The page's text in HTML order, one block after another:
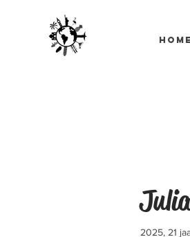
Home
2025, 21